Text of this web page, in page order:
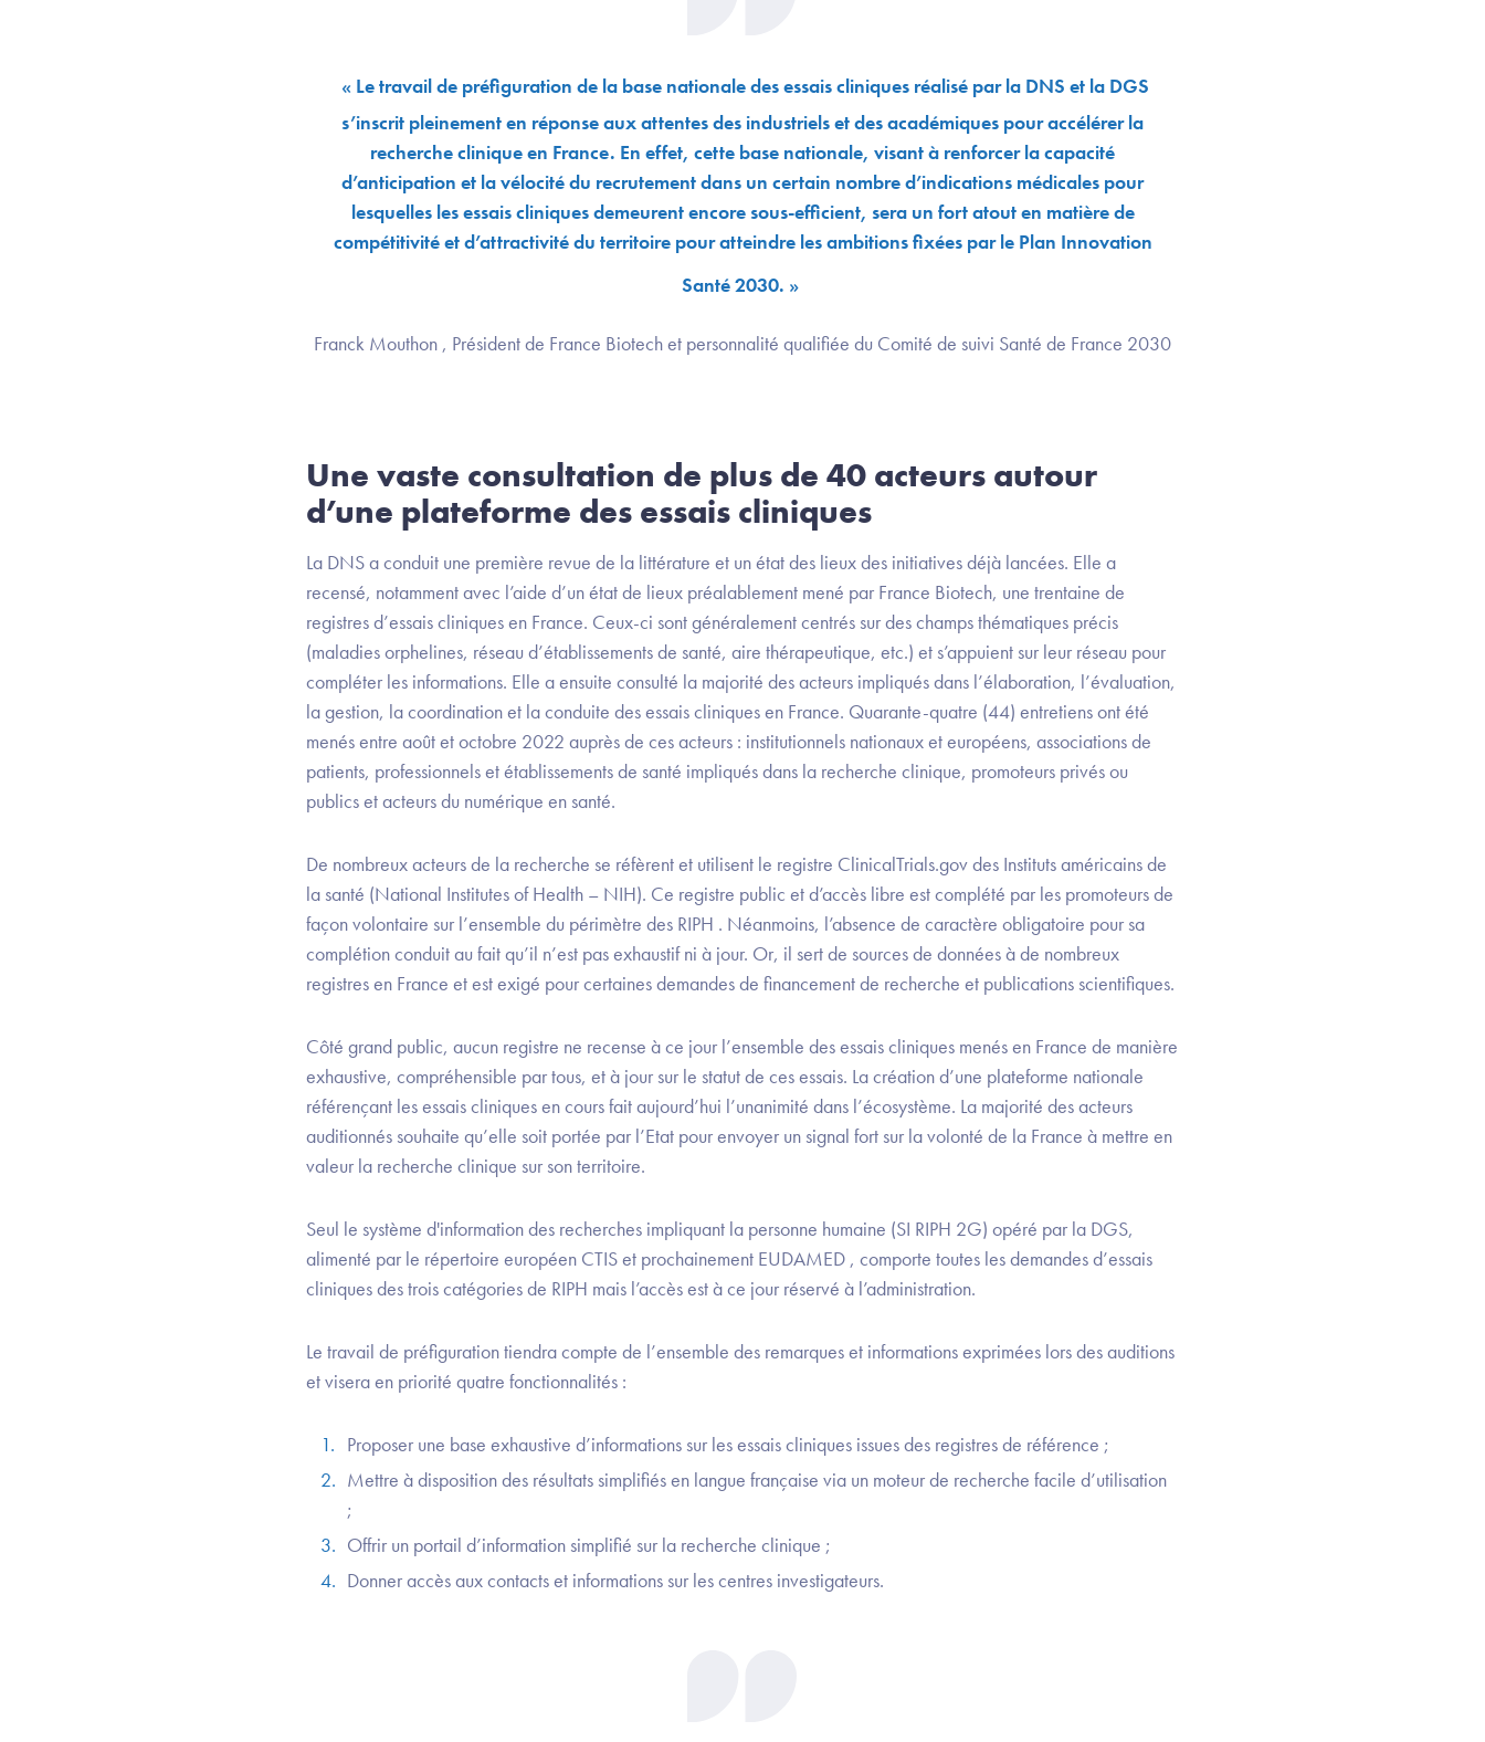
« Le travail de préfiguration de la base nationale des essais cliniques réalisé par la DNS et la DGS
s’inscrit pleinement en réponse aux attentes des industriels et des académiques pour accélérer la
recherche clinique en France. En effet, cette base nationale, visant à renforcer la capacité
d’anticipation et la vélocité du recrutement dans un certain nombre d’indications médicales pour
lesquelles les essais cliniques demeurent encore sous-efficient, sera un fort atout en matière de
compétitivité et d’attractivité du territoire pour atteindre les ambitions fixées par le Plan Innovation
Santé 2030. »
Franck Mouthon , Président de France Biotech et personnalité qualifiée du Comité de suivi Santé de France 2030
Une vaste consultation de plus de 40 acteurs autour
d’une plateforme des essais cliniques
La DNS a conduit une première revue de la littérature et un état des lieux des initiatives déjà lancées. Elle a
recensé, notamment avec l’aide d’un état de lieux préalablement mené par France Biotech, une trentaine de
registres d’essais cliniques en France. Ceux-ci sont généralement centrés sur des champs thématiques précis
(maladies orphelines, réseau d’établissements de santé, aire thérapeutique, etc.) et s’appuient sur leur réseau pour
compléter les informations. Elle a ensuite consulté la majorité des acteurs impliqués dans l’élaboration, l’évaluation,
la gestion, la coordination et la conduite des essais cliniques en France. Quarante-quatre (44) entretiens ont été
menés entre août et octobre 2022 auprès de ces acteurs : institutionnels nationaux et européens, associations de
patients, professionnels et établissements de santé impliqués dans la recherche clinique, promoteurs privés ou
publics et acteurs du numérique en santé.
De nombreux acteurs de la recherche se réfèrent et utilisent le registre ClinicalTrials.gov des Instituts américains de
la santé (National Institutes of Health – NIH). Ce registre public et d’accès libre est complété par les promoteurs de
façon volontaire sur l’ensemble du périmètre des RIPH . Néanmoins, l’absence de caractère obligatoire pour sa
complétion conduit au fait qu’il n’est pas exhaustif ni à jour. Or, il sert de sources de données à de nombreux
registres en France et est exigé pour certaines demandes de financement de recherche et publications scientifiques.
Côté grand public, aucun registre ne recense à ce jour l’ensemble des essais cliniques menés en France de manière
exhaustive, compréhensible par tous, et à jour sur le statut de ces essais. La création d’une plateforme nationale
référençant les essais cliniques en cours fait aujourd’hui l’unanimité dans l’écosystème. La majorité des acteurs
auditionnés souhaite qu’elle soit portée par l’Etat pour envoyer un signal fort sur la volonté de la France à mettre en
valeur la recherche clinique sur son territoire.
Seul le système d'information des recherches impliquant la personne humaine (SI RIPH 2G) opéré par la DGS,
alimenté par le répertoire européen CTIS et prochainement EUDAMED , comporte toutes les demandes d’essais
cliniques des trois catégories de RIPH mais l’accès est à ce jour réservé à l’administration.
Le travail de préfiguration tiendra compte de l’ensemble des remarques et informations exprimées lors des auditions
et visera en priorité quatre fonctionnalités :
Proposer une base exhaustive d’informations sur les essais cliniques issues des registres de référence ;
Mettre à disposition des résultats simplifiés en langue française via un moteur de recherche facile d’utilisation
;
Offrir un portail d’information simplifié sur la recherche clinique ;
Donner accès aux contacts et informations sur les centres investigateurs.